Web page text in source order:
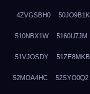
4ZVGSBH0 50JO9B1K
510NBX1W 5160U7JM
51VJOSDY 51ZE8MKB
52MOA4HC 52SYO0Q2